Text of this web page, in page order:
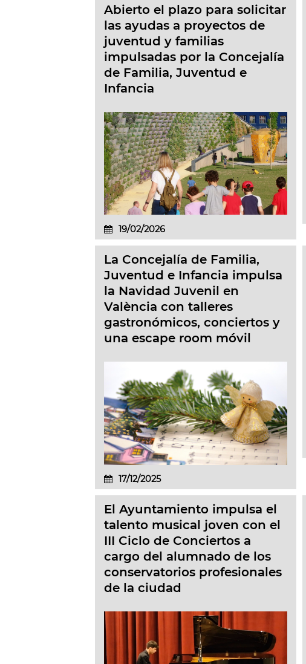
Abierto el plazo para solicitar
las ayudas a proyectos de
juventud y familias
impulsadas por la Concejalía
de Familia, Juventud e
Infancia
19/02/2026
La Concejalía de Familia,
Juventud e Infancia impulsa
la Navidad Juvenil en
València con talleres
gastronómicos, conciertos y
una escape room móvil
17/12/2025
El Ayuntamiento impulsa el
talento musical joven con el
III Ciclo de Conciertos a
cargo del alumnado de los
conservatorios profesionales
de la ciudad